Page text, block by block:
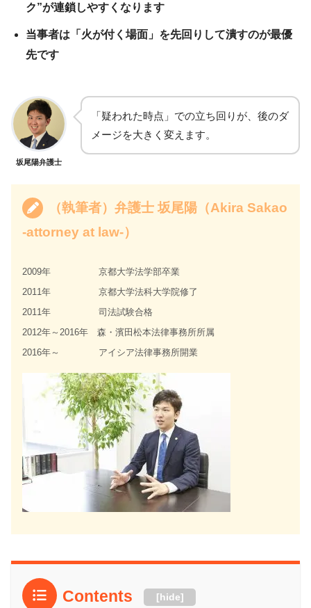
ク”が連鎖しやすくなります
当事者は「火が付く場面」を先回りして潰すのが最優
先です
坂尾陽弁護士
「疑われた時点」での立ち回りが、後のダ
メージを大きく変えます。
（執筆者）弁護士 坂尾陽（Akira Sakao
-attorney at law-）
2009年 京都大学法学部卒業
2011年 京都大学法科大学院修了
2011年 司法試験合格
2012年～2016年 森・濱田松本法律事務所所属
2016年～ アイシア法律事務所開業
Contents [hide]